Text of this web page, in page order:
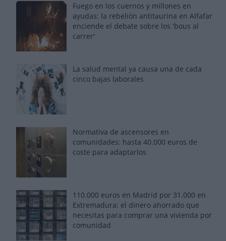
Fuego en los cuernos y millones en
ayudas: la rebelión antitaurina en Alfafar
enciende el debate sobre los 'bous al
carrer'
La salud mental ya causa una de cada
cinco bajas laborales
Normativa de ascensores en
comunidades: hasta 40.000 euros de
coste para adaptarlos
110.000 euros en Madrid por 31.000 en
Extremadura: el dinero ahorrado que
necesitas para comprar una vivienda por
comunidad